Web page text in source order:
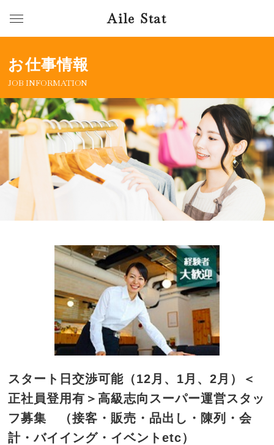
Aile Stat
お仕事情報
JOB INFORMATION
スタート日交渉可能（12月、1月、2月）＜
正社員登用有＞高級志向スーパー運営スタッ
フ募集 （接客・販売・品出し・陳列・会
計・バイイング・イベントetc）